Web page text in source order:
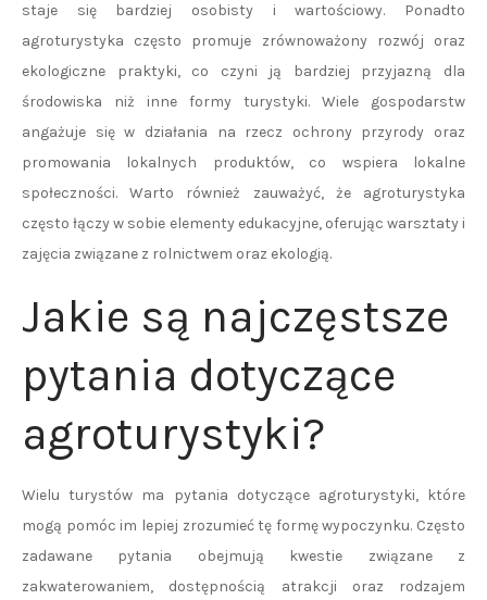
staje się bardziej osobisty i wartościowy. Ponadto
agroturystyka często promuje zrównoważony rozwój oraz
ekologiczne praktyki, co czyni ją bardziej przyjazną dla
środowiska niż inne formy turystyki. Wiele gospodarstw
angażuje się w działania na rzecz ochrony przyrody oraz
promowania lokalnych produktów, co wspiera lokalne
społeczności. Warto również zauważyć, że agroturystyka
często łączy w sobie elementy edukacyjne, oferując warsztaty i
zajęcia związane z rolnictwem oraz ekologią.
Jakie są najczęstsze
pytania dotyczące
agroturystyki?
Wielu turystów ma pytania dotyczące agroturystyki, które
mogą pomóc im lepiej zrozumieć tę formę wypoczynku. Często
zadawane pytania obejmują kwestie związane z
zakwaterowaniem, dostępnością atrakcji oraz rodzajem